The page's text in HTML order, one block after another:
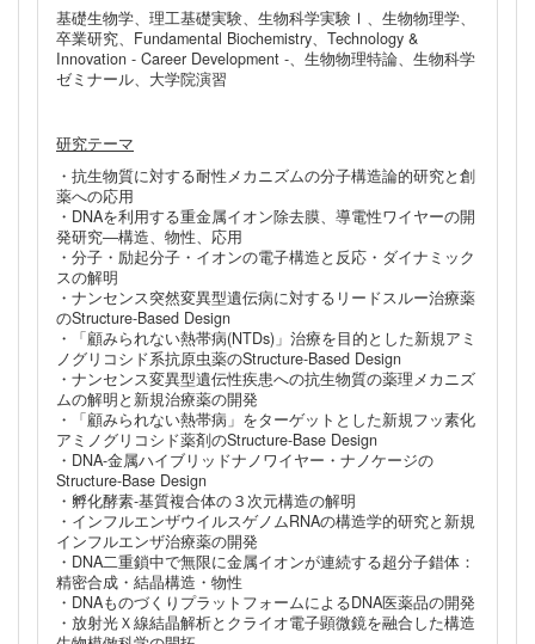
基礎生物学、理工基礎実験、生物科学実験Ⅰ、生物物理学、
卒業研究、Fundamental Biochemistry、Technology &
Innovation - Career Development -、生物物理特論、生物科学
ゼミナール、大学院演習
研究テーマ
・抗生物質に対する耐性メカニズムの分子構造論的研究と創
薬への応用
・DNAを利用する重金属イオン除去膜、導電性ワイヤーの開
発研究―構造、物性、応用
・分子・励起分子・イオンの電子構造と反応・ダイナミック
スの解明
・ナンセンス突然変異型遺伝病に対するリードスルー治療薬
のStructure-Based Design
・「顧みられない熱帯病(NTDs)」治療を目的とした新規アミ
ノグリコシド系抗原虫薬のStructure-Based Design
・ナンセンス変異型遺伝性疾患への抗生物質の薬理メカニズ
ムの解明と新規治療薬の開発
・「顧みられない熱帯病」をターゲットとした新規フッ素化
アミノグリコシド薬剤のStructure-Base Design
・DNA-金属ハイブリッドナノワイヤー・ナノケージの
Structure-Base Design
・孵化酵素-基質複合体の３次元構造の解明
・インフルエンザウイルスゲノムRNAの構造学的研究と新規
インフルエンザ治療薬の開発
・DNA二重鎖中で無限に金属イオンが連続する超分子錯体：
精密合成・結晶構造・物性
・DNAものづくりプラットフォームによるDNA医薬品の開発
・放射光Ｘ線結晶解析とクライオ電子顕微鏡を融合した構造